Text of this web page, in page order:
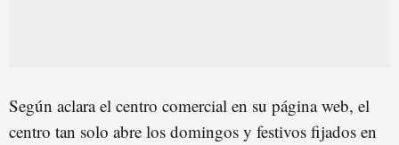
Según aclara el centro comercial en su página web, el
centro tan solo abre los domingos y festivos fijados en